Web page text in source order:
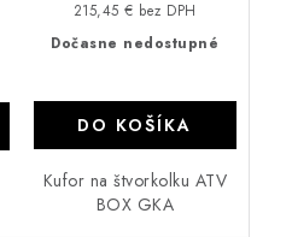
Dočasne nedostupné
215,45 € bez DPH
DO KOŠÍKA
Kufor na štvorkolku ATV
BOX GKA